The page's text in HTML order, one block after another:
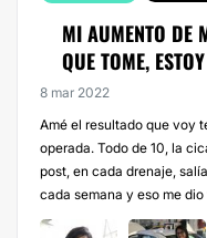
MI AUMENTO DE
QUE TOME,
8 mar 2022
Amé el resultado que voy
operada. Todo de 10, la
post, en cada drenaje,
cada semana y eso me